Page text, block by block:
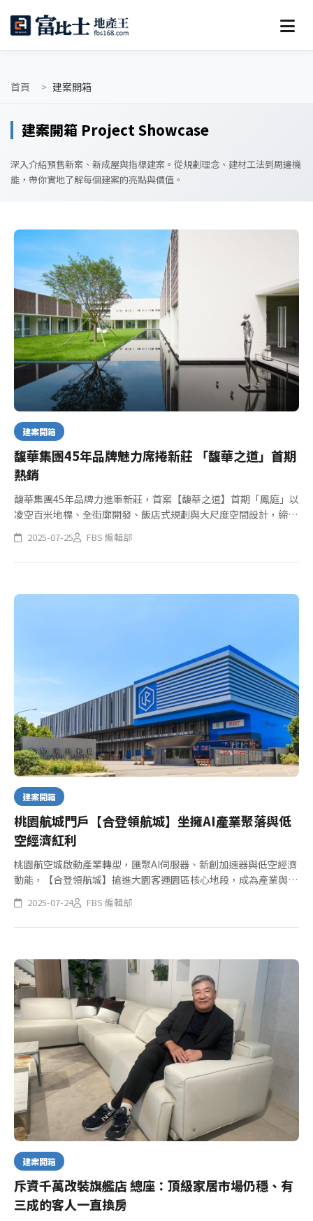
首頁 建案開箱
建案開箱 Project Showcase
深入介紹預售新案、新成屋與指標建案。從規劃理念、建材工法到周邊機
能，帶你實地了解每個建案的亮點與價值。
建案開箱
馥華集團45年品牌魅力席捲新莊 「馥華之道」首期
熱銷
馥華集團45年品牌力進軍新莊，首案【馥華之道】首期「鳳庭」以
凌空百米地標、全街廓開發、飯店式規劃與大尺度空間設計，締造
新北住宅新標竿。坐落中正路727巷，鄰捷運丹鳳站與快速道路，
主打3米4樓高、28~54坪全方位格局，並配備30項休閒設施，...
2025-07-25 FBS 編輯部
建案開箱
桃園航城門戶【合登領航城】坐擁AI產業聚落與低
空經濟紅利
桃園航空城啟動產業轉型，匯聚AI伺服器、新創加速器與低空經濟
動能，【合登領航城】搶進大園客運園區核心地段，成為產業與生
活雙引擎交會下的剛需熱點。主打1753坪基地、2-3房高坪效格
局，導入NVS換氣與BWT淨水等健康宅設備，搭配低首付方案，...
2025-07-24 FBS 編輯部
建案開箱
斥資千萬改裝旗艦店 總座：頂級家居市場仍穩、有
三成的客人一直換房